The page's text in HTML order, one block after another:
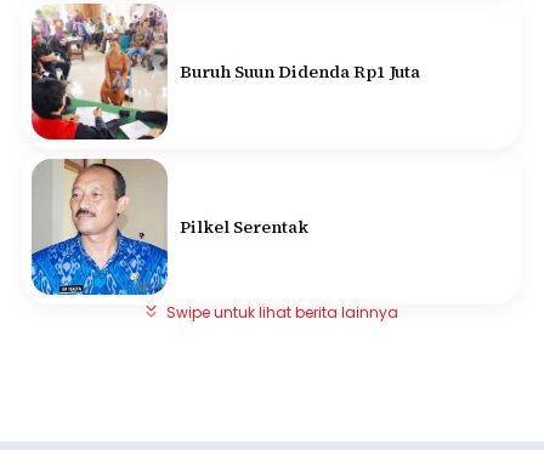
Buruh Suun Didenda Rp1 Juta
Pilkel Serentak
Swipe untuk lihat berita lainnya